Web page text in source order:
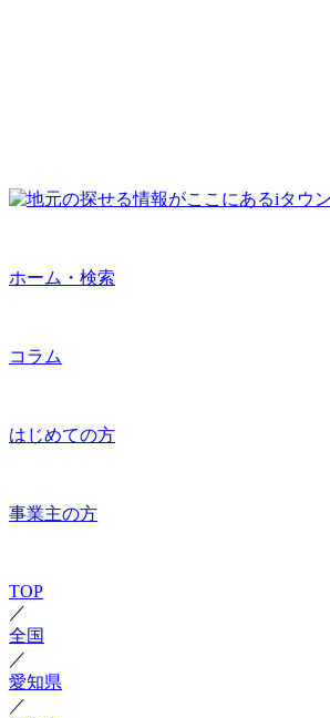
ホーム・検索
コラム
はじめての方
事業主の方
TOP
／
全国
／
愛知県
／